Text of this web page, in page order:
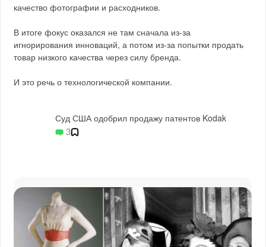
качество фотографии и расходников.
В итоге фокус оказался не там сначала из-за
игнорирования инноваций, а потом из-за попытки продать
товар низкого качества через силу бренда.
И это речь о технологической компании.
Суд США одобрил продажу патентов Kodak
3